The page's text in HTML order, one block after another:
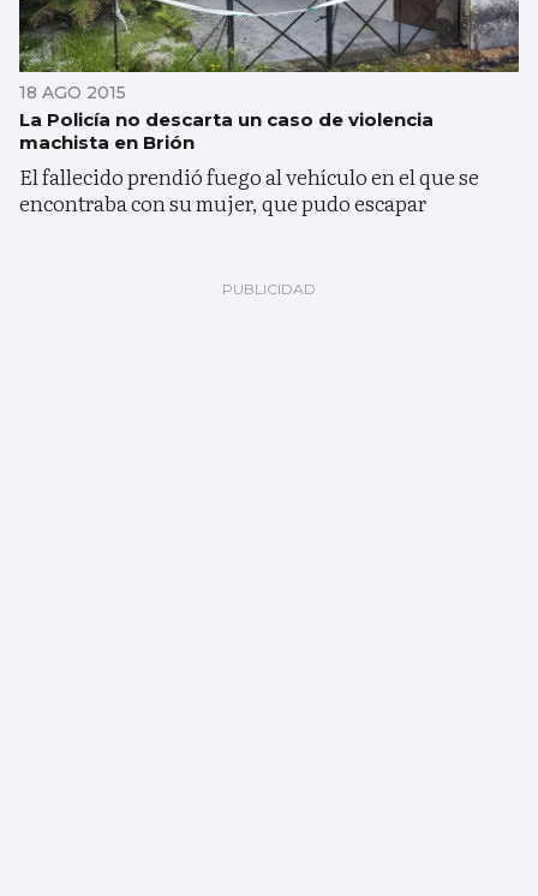
18 AGO 2015
La Policía no descarta un caso de violencia
machista en Brión
El fallecido prendió fuego al vehículo en el que se
encontraba con su mujer, que pudo escapar